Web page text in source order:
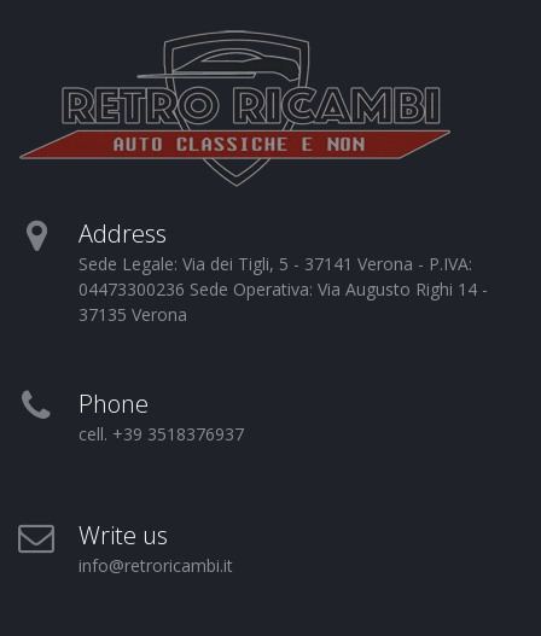
Address
Sede Legale: Via dei Tigli, 5 - 37141 Verona - P.IVA:
04473300236 Sede Operativa: Via Augusto Righi 14 -
37135 Verona
Phone
cell. +39 3518376937
Write us
info@retroricambi.it